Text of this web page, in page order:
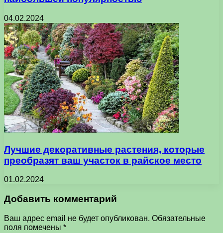
04.02.2024
Лучшие декоративные растения, которые
преобразят ваш участок в райское место
01.02.2024
Добавить комментарий
Ваш адрес email не будет опубликован. Обязательные
поля помечены *